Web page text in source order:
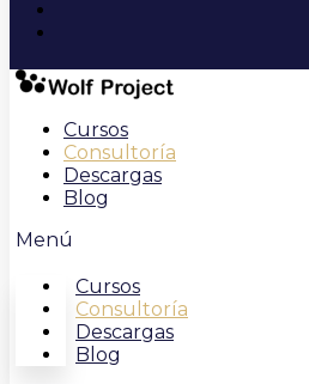
Cursos
Consultoría
Descargas
Blog
Menú
Cursos
Consultoría
Descargas
Blog